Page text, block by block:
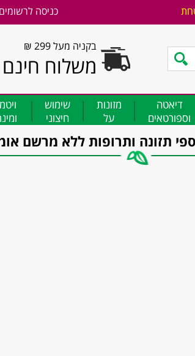
כניסה
בקניה מעל 299 ₪
משלוח חינם
דיאטה
וספורטאים
מזונות
על
שימוש
חיצוני
תזונה ותרופות ללא מרשם